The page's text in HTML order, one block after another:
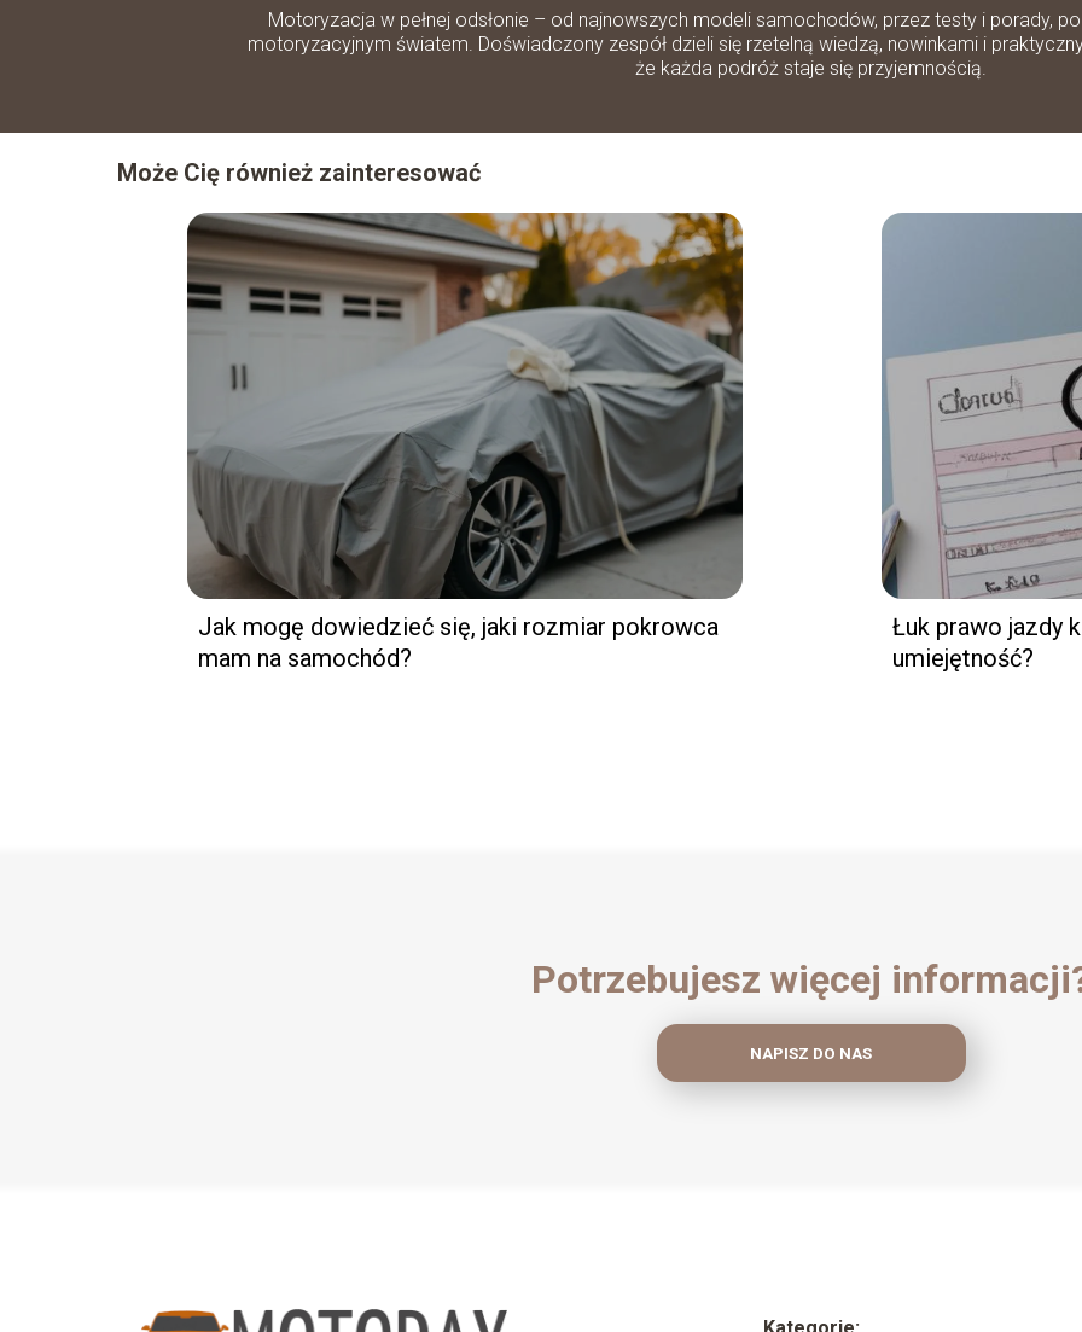
Motoryzacja w pełnej odsłonie – od najnowszych modeli samochodów, przez testy i porady,
motoryzacyjnym światem. Doświadczony zespół dzieli się rzetelną wiedzą, nowinkami i
że każda podróż staje się przyjemnością.
Może Cię również zainteresować
Jak mogę dowiedzieć się, jaki rozmiar pokrowca
mam na samochód?
Łuk prawo jazdy
umiejętność?
Potrzebujesz więcej
NAPISZ DO NAS
Kategorie: